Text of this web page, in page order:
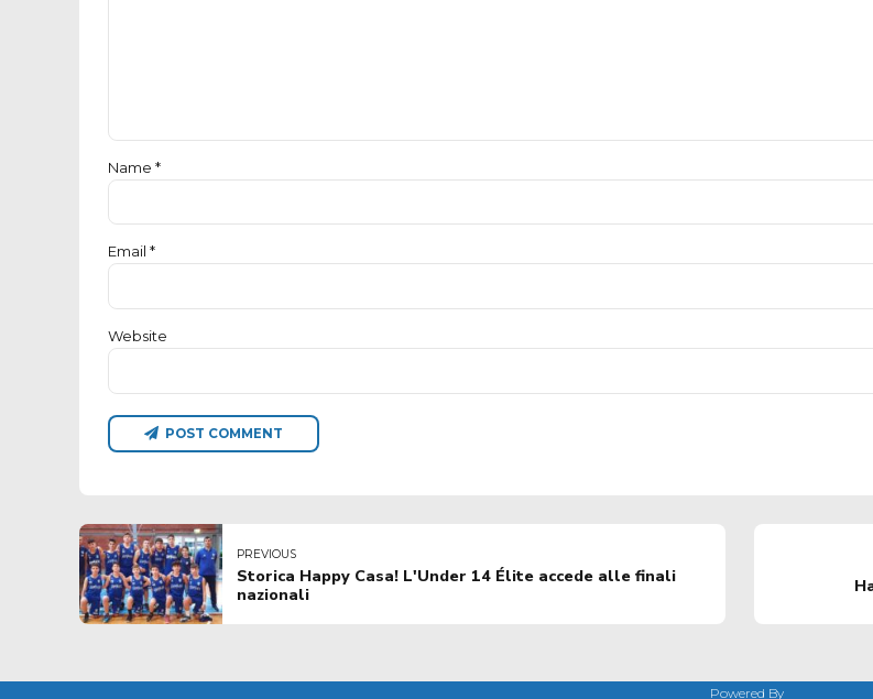
Name *
Email *
Website
POST COMMENT
PREVIOUS
Storica Happy Casa! L'Under 14 Élite accede alle finali
nazionali
Powered By